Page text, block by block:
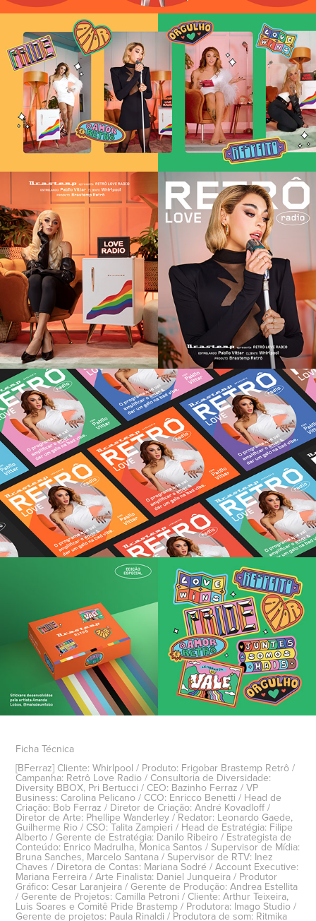
Ficha Técnica
[BFerraz] Cliente: Whirlpool / Produto: Frigobar Brastemp Retrô /
Campanha: Retrô Love Radio / Consultoria de Diversidade:
Diversity BBOX, Pri Bertucci / CEO: Bazinho Ferraz /VP
Business: Carolina Pelicano / CCO: Enricco Benetti / Head de
Criação: Bob Ferraz / Diretor de Criação: André Kovadloff /
Diretor de Arte: Phellipe Wanderley /Redator: Leonardo Gaede,
Guilherme Rio / CSO: Talita Zampieri / Head de Estratégia: Filipe
Alberto / Gerente de Estratégia:Danilo Ribeiro / Estrategista de
Conteúdo: Enrico Madrulha, Monica Santos / Supervisor de Mídia:
Bruna Sanches, Marcelo Santana / Supervisor de RTV: Inez
Chaves / Diretora de Contas: Mariana Sodré /Account Executive:
Mariana Ferreira /Arte Finalista: Daniel Junqueira / Produtor
Gráfico: Cesar Laranjeira / Gerente de Produção: Andrea Estellita
/ Gerente de Projetos: Camilla Petroni / Cliente:Arthur Teixeira,
Luis Soares e Comitê Pride Brastemp / Produtora: Imago Studio /
Gerente de projetos: Paula Rinaldi /Produtora de som:Ritmika